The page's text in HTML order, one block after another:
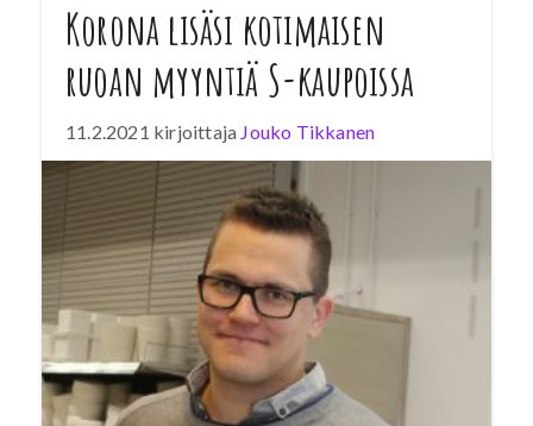
Korona lisäsi kotimaisen
ruoan myyntiä S-kaupoissa
11.2.2021 kirjoittaja Jouko Tikkanen
Tuotteiden alkuperä kiinnostaa yhä useampaa
kuluttajaa, ja korona-aika on kasvattanut
erityisesti kotimaisten elintarvikkeiden
kysyntää. S-ruokakauppojen myyntidatasta
selviää, että esimerkiksi kotimaisen kalan
myynti kasvoi viime vuonna 20 % ja kotimaisen
lihan 10 %. Myös S-ryhmän oman Kotimaista-
tuotemerkin suosio on kasvussa. Sarjan myydyin
tuote oli viime vuonna laktoositon
kevytmaitojuoma.